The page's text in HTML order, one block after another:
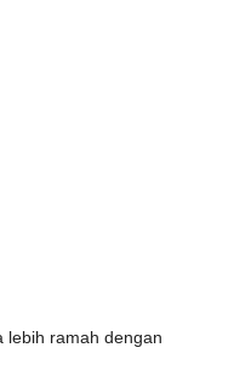
lebih ramah dengan